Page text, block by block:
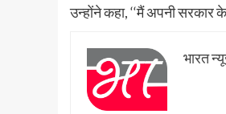
उन्होंने कहा, ‘‘मैं अपनी सरकार
भारत